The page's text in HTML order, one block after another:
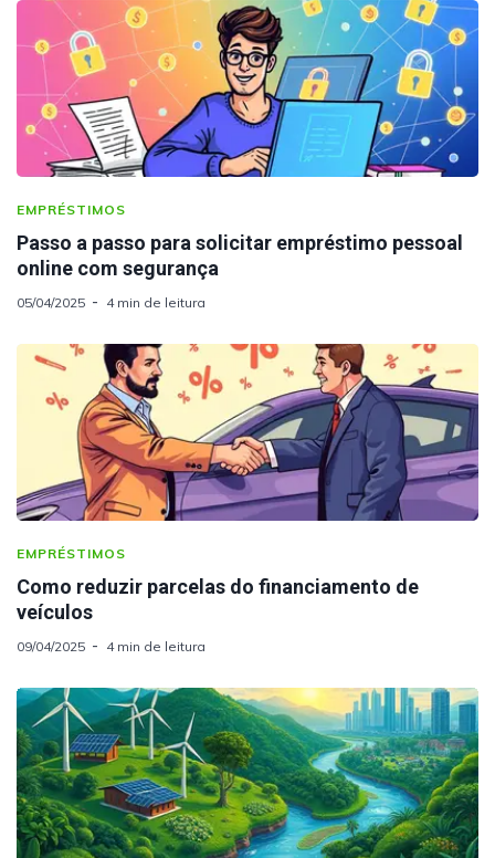
EMPRÉSTIMOS
Passo a passo para solicitar empréstimo pessoal
online com segurança
05/04/2025 4 min de leitura
EMPRÉSTIMOS
Como reduzir parcelas do financiamento de
veículos
09/04/2025 4 min de leitura